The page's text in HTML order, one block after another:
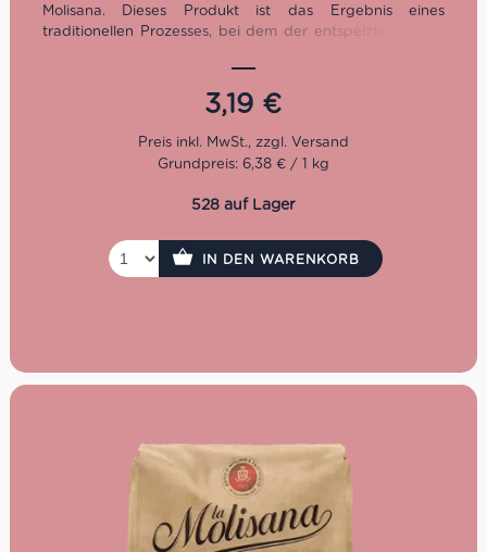
Molisana. Dieses Produkt ist das Ergebnis eines
traditionellen Prozesses, bei dem der entspelzte Weizen
Jedes weiche Nudelblatt ist das Ergebnis eines
reichhaltigen Teigs aus 4 Eiern. Die Garzeit ist sehr kurz:
Kochzeit: 4 Minuten
3,19 €
Grundpreis: 6,38 € / 1 kg
528 auf Lager
IN DEN WARENKORB